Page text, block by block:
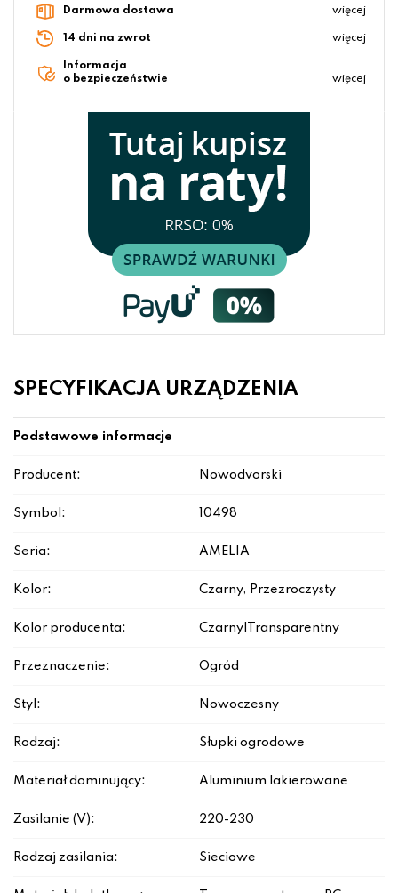
Darmowa dostawa więcej
14 dni na zwrot więcej
Informacja
o bezpieczeństwie
więcej
SPECYFIKACJA URZĄDZENIA
Podstawowe informacje
Producent: Nowodvorski
Symbol: 10498
Seria: AMELIA
Kolor: Czarny, Przezroczysty
Kolor producenta: Czarny|Transparentny
Przeznaczenie: Ogród
Styl: Nowoczesny
Rodzaj: Słupki ogrodowe
Materiał dominujący: Aluminium lakierowane
Zasilanie (V): 220-230
Rodzaj zasilania: Sieciowe